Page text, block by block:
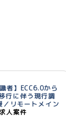
識者】ECC6.0から
行に伴う現行調
／リモートメイン
人案件